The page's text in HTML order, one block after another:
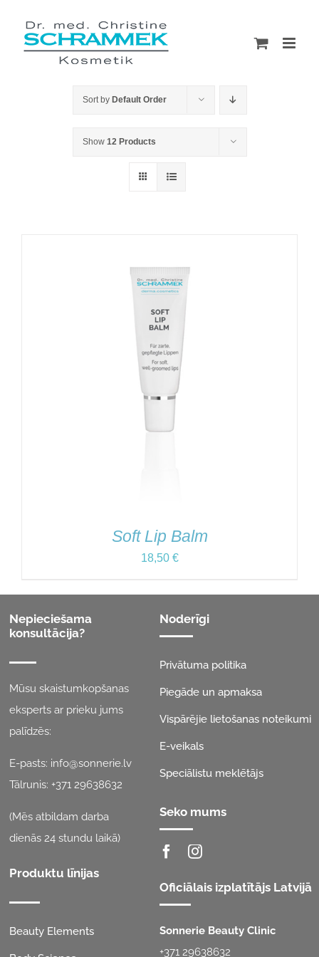
content
Sort by Default Order
Show 12 Products
Soft Lip Balm
18,50 €
Nepieciešama
konsultācija?
Mūsu skaistumkopšanas
eksperts ar prieku jums
palīdzēs:
E-pasts: info@sonnerie.lv
Tālrunis:+371 29638632
(Mēs atbildam darba
dienās 24 stundu laikā)
Produktu līnijas
Beauty Elements
Noderīgi
Privātuma politika
Piegāde un apmaksa
Vispārējie lietošanas noteikumi
E-veikals
Speciālistu meklētājs
Seko mums
Oficiālais izplatītājs Latvijā
Sonnerie Beauty Clinic
+371 29638632